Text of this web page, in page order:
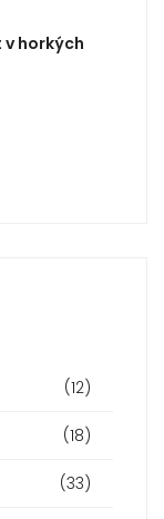
v horkých
(12)
(18)
(33)